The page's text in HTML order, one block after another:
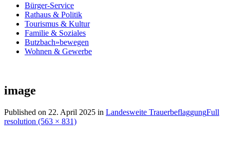
Bürger-Service
Rathaus & Politik
Tourismus & Kultur
Familie & Soziales
Butzbach»bewegen
Wohnen & Gewerbe
image
Published on 22. April 2025 in Landesweite TrauerbeflaggungFull
resolution (563 × 831)